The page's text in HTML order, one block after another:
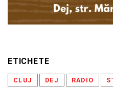
ETICHETE
CLUJ DEJ RADIO